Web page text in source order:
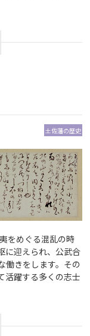
土佐藩の歴史
をめぐる混乱の時
に迎えられ、公武合
働きをします。その
活躍する多くの志士